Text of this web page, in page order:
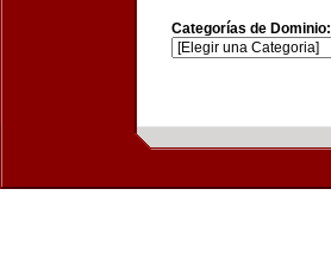
Categorías de Dominio: